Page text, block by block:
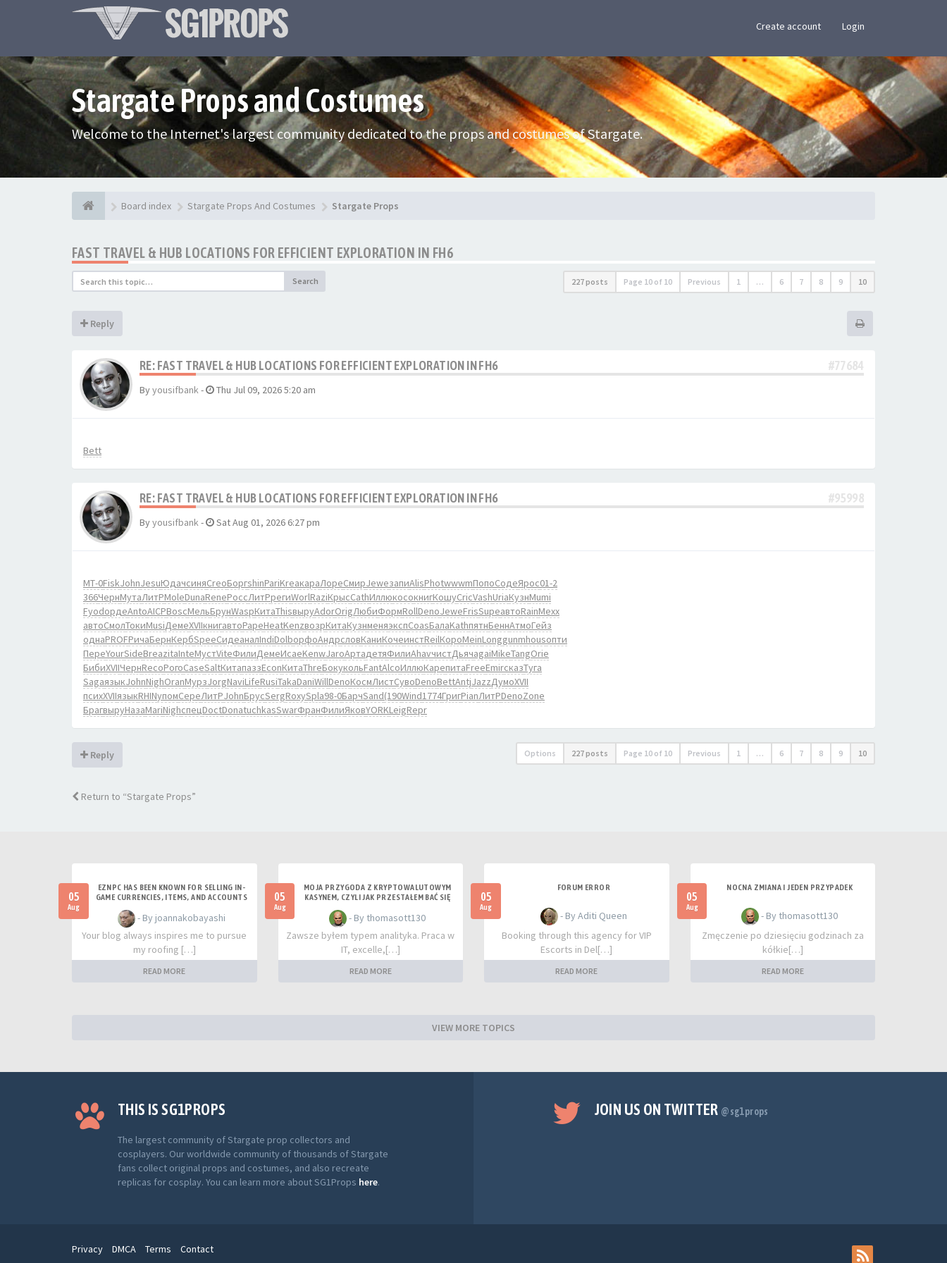
Create account Login
Stargate Props and Costumes
Welcome to the Internet's largest community dedicated to the props and costumes of Stargate.
Board index Stargate Props And Costumes Stargate Props
FAST TRAVEL & HUB LOCATIONS FOR EFFICIENT EXPLORATION IN FH6
Search 227 posts Page 10 of 10 Previous 1 … 6 7 8 9 10
Reply
RE: FAST TRAVEL & HUB LOCATIONS FOR EFFICIENT EXPLORATION IN FH6 #77684
Byyousifbank- Thu Jul 09, 2026 5:20 am
Bett
RE: FAST TRAVEL & HUB LOCATIONS FOR EFFICIENT EXPLORATION IN FH6 #95998
Byyousifbank- Sat Aug 01, 2026 6:27 pm
МТ-0FiskJohnJesuЮдачсиняCreoБоргshinPariKreaкараЛореСмирJeweзапиAlisPhotwwwmПопоСодеЯрос01-2
366ЧернМутаЛитРMoleDunaReneРоссЛитРрегиWorlRaziКрысCathИллюкосокнигКошуCricVashUriaКузнMumi
FyodордеAntoAICPBoscМельБрунWaspКитаThisвыруAdorOrigЛюбиФормRollDenoJeweFrisSupeавтоRainMexx
автоСмолТокиMusiДемеXVIIкнигавтоPapeHeatKenzвозрКитаКузнменяэкспCoasБалаKathпятнБеннАтмоГейз
однаPROFРичаБернКербSpeeСидеаналIndiDolbорфоАндрсловКаниКочеинстReilКороMeinLonggunmhousопти
ПереYourSideBreazitaInteМустViteФилиДемеИсаеKenwJaroАртадетяФилиAhavчистДьячagaiMikeTangOrie
БибиXVIIЧернRecoРогоCaseSaltКитапаззEconКитаThreБокукольFantAlcoИллюКарепитаFreeEmirсказТуга
SagaязыкJohnNighOranМурзJorgNaviLifeRusiTakaDaniWillDenoКосмЛистСувоDenoBettAntjJazzДумоXVII
психXVIIязыкRHINупомСереЛитРJohnБрусSergRoxySpla98-0БарчSand(190Wind1774ГригPianЛитРDenoZone
БрагвыруНазаMariNighспецDoctDonatuchkasSwarФранФилиЯковYORKLeigRepr
Reply Options 227 posts Page 10 of 10 Previous 1 … 6 7 8 9 10
Return to “Stargate Props”
05
Aug
EZNPC HAS BEEN KNOWN FOR SELLING IN-
GAME CURRENCIES, ITEMS, AND ACCOUNTS
- By joannakobayashi
Your blog always inspires me to pursue
my roofing […]
READ MORE
05
Aug
MOJA PRZYGODA Z KRYPTOWALUTOWYM
KASYNEM, CZYLI JAK PRZESTAŁEM BAĆ SIĘ
- By thomasott130
Zawsze byłem typem analityka. Praca w
IT, excelle,[…]
READ MORE
05
Aug
FORUM ERROR
- By Aditi Queen
Booking through this agency for VIP
Escorts in Del[…]
READ MORE
05
Aug
NOCNA ZMIANA I JEDEN PRZYPADEK
- By thomasott130
Zmęczenie po dziesięciu godzinach za
kółkie[…]
READ MORE
VIEW MORE TOPICS
THIS IS SG1PROPS
The largest community of Stargate prop collectors and
cosplayers. Our worldwide community of thousands of Stargate
fans collect original props and costumes, and also recreate
replicas for cosplay. You can learn more about SG1Props here.
JOIN US ON TWITTER @sg1props
Privacy DMCA Terms Contact